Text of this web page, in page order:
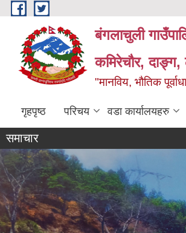
Skip to main content
बंगलाचुली
कमिरेचौर, दाङ्ग,
"मानविय, भौतिक
गृहपृष्ठ परिचय वडा कार्यालयहरु
समाचार